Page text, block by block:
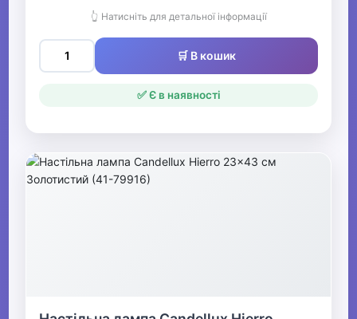
👆 Натисніть для детальної інформації
🛒 В кошик
✅ Є в наявності